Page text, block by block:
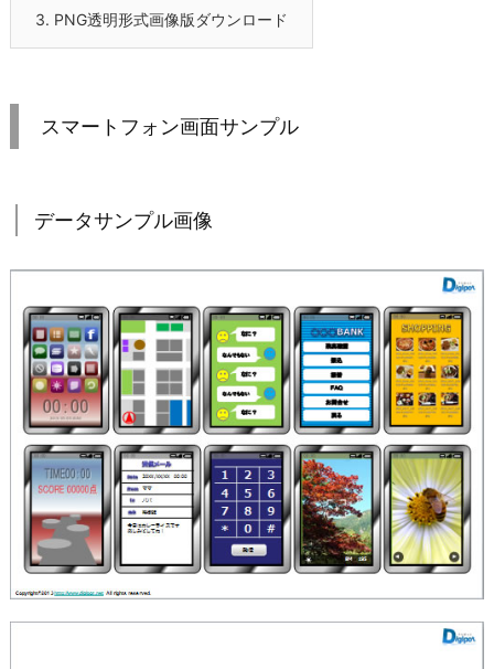
3. PNG透明形式画像版ダウンロード
スマートフォン画面サンプル
データサンプル画像